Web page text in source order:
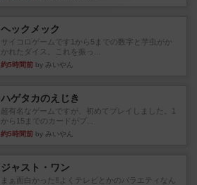
ヘックメック
サイコロゲームです1から5までの数字と芋虫がか
かれたダイス。これを振っ...
約5時間前 by みいやん
ハゲタカのえじき
超有名なゲームですが、初めてプレイしました。1
から15までのカードがプ...
約5時間前 by みいやん
ジャスト・ワン
まぁ面白かった‼️よくテレビとかのバラエティなん